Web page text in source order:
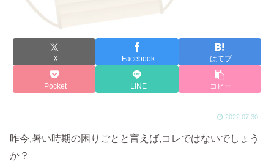
X Facebook はてブ
Pocket LINE コピー
2022.07.30
昨今,暑い時期の困りごとと言えば,コレではないでしょう
か？